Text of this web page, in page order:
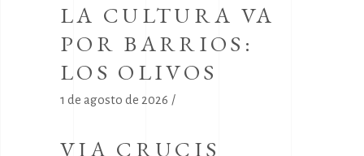
LA CULTURA VA
POR BARRIOS:
LOS OLIVOS
1 de agosto de 2026
VIA CRUCIS